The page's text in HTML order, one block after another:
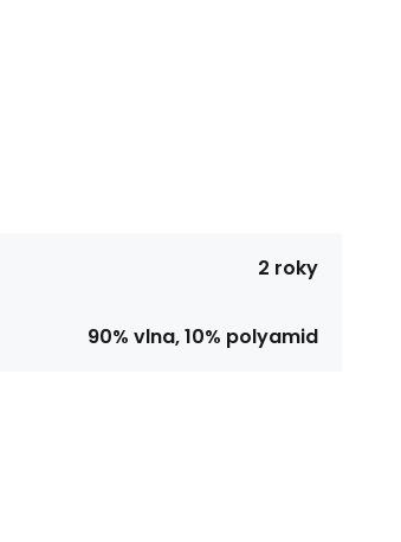
2 roky
90% vlna, 10% polyamid